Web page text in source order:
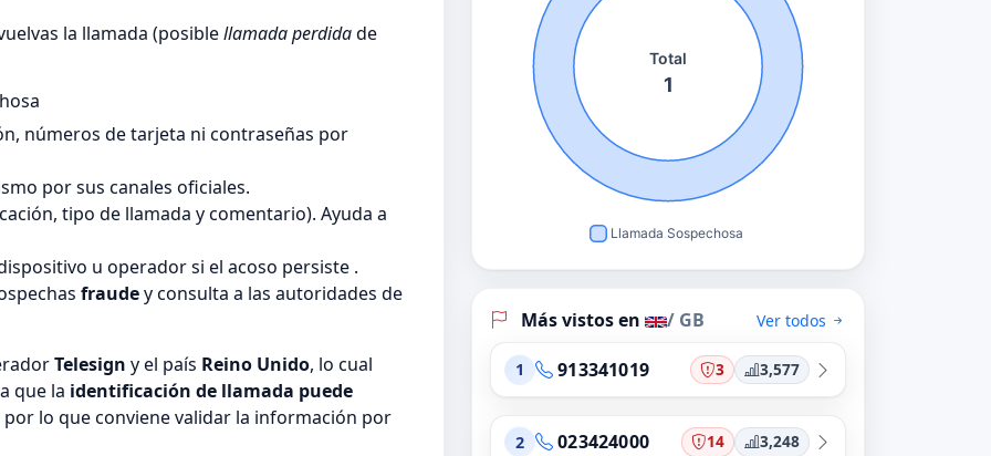
la llamada (posiblellamada perdidade
números de tarjeta ni contraseñas por
por sus canales oficiales.
tipo de llamada y comentario). Ayuda a
u operador si el acoso persiste .
fraudey consulta a las autoridades de
Telesign y el país Reino Unido, lo cual
que la identificación de llamada puede
por lo que conviene validar la información por
Más vistos en / GB Ver todos
1 913341019 3 3,577
2 023424000 14 3,248